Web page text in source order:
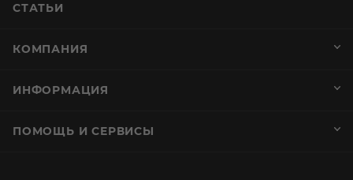
СТАТЬИ
КОМПАНИЯ
ИНФОРМАЦИЯ
ПОМОЩЬ И СЕРВИСЫ